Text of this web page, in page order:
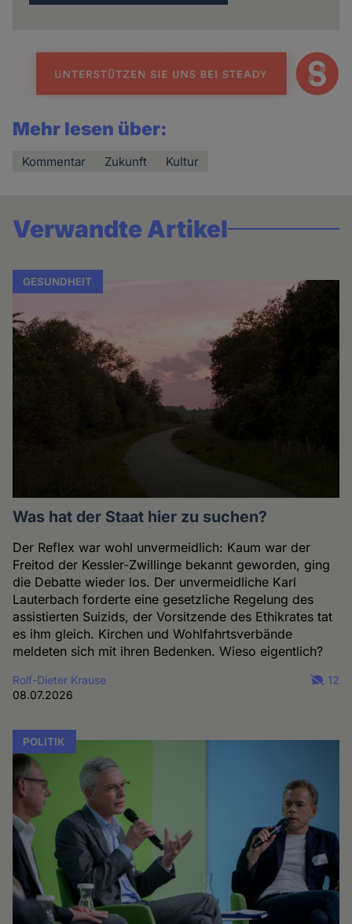
Mehr lesen über:
Kommentar Zukunft Kultur
Verwandte Artikel
GESUNDHEIT
Was hat der Staat hier zu suchen?
Der Reflex war wohl unvermeidlich: Kaum war der
Freitod der Kessler-Zwillinge bekannt geworden, ging
die Debatte wieder los. Der unvermeidliche Karl
Lauterbach forderte eine gesetzliche Regelung des
assistierten Suizids, der Vorsitzende des Ethikrates tat
es ihm gleich. Kirchen und Wohlfahrtsverbände
meldeten sich mit ihren Bedenken. Wieso eigentlich?
Rolf-Dieter Krause
08.07.2026
12
POLITIK